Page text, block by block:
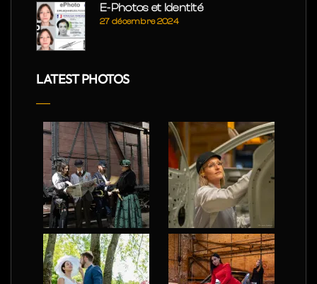
E-Photos et Identité
27 décembre 2024
LATEST PHOTOS